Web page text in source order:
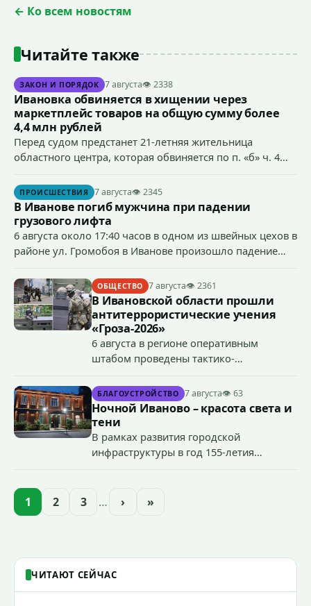
← Ко всем новостям
Читайте также
ЗАКОН И ПОРЯДОК 7 августа👁 2338
Ивановка обвиняется в хищении через
маркетплейс товаров на общую сумму более
4,4 млн рублей
Перед судом предстанет 21-летняя жительница
областного центра, которая обвиняется по п. «б» ч. 4
сумму более 4,4 млн рублей через маркетплейс.
ПРОИСШЕСТВИЯ 7 августа👁 2345
В Иванове погиб мужчина при падении
грузового лифта
6 августа около 17:40 часов в одном из швейных цехов в
районе ул. Громобоя в Иванове произошло падение
ОБЩЕСТВО 7 августа👁 2361
В Ивановской области прошли
антитеррористические учения
«Гроза-2026»
6 августа в регионе оперативным
штабом проведены тактико-
террористического акта на объекте
органов государственной власти.
«Гроза-2026».
БЛАГОУСТРОЙСТВО 7 августа👁 63
Ночной Иваново – красота света и
тени
В рамках развития городской
инфраструктуры в год 155-летия
проекта подсветки исторических
1 2 3 … › »
ЧИТАЮТ СЕЙЧАС